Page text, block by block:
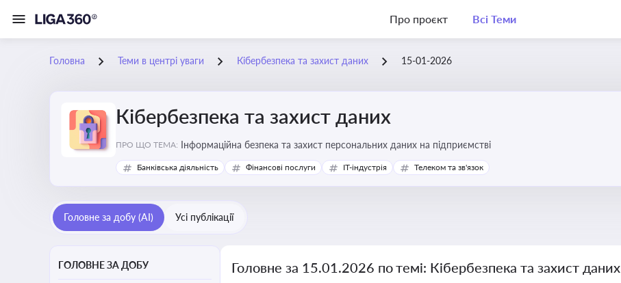
Про проєкт Всі Теми
Головна Теми в центрі уваги Кібербезпека та захист даних 15-01-2026
Кібербезпека та захист даних
ПРО ЩО ТЕМА: Інформаційна безпека та захист персональних даних на підприємстві
Банківська діяльність Фінансові послуги IT-індустрія Телеком та зв'язок
Головне за добу (AI) Усі публікації
ГОЛОВНЕ ЗА ДОБУ Головне за 15.01.2026 по темі: Кібербезпека та захист даних